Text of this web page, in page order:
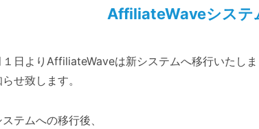
AffiliateWaveシステ
１日よりAffiliateWaveは新システムへ移行いたし
せ致します。
テムへの移行後、